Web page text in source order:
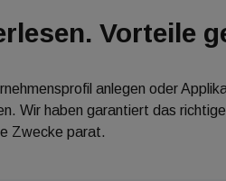
Vorteile
anlegen oder
Wir haben garantiert das
Zwecke parat.